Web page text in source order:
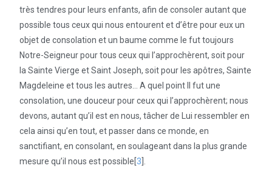
très tendres pour leurs enfants, afin de consoler autant que
possible tous ceux qui nous entourent et d’être pour eux un
objet de consolation et un baume comme le fut toujours
Notre-Seigneur pour tous ceux qui l’approchèrent, soit pour
la Sainte Vierge et Saint Joseph, soit pour les apôtres, Sainte
Magdeleine et tous les autres… A quel point Il fut une
consolation, une douceur pour ceux qui l’approchèrent; nous
devons, autant qu’il est en nous, tâcher de Lui ressembler en
cela ainsi qu’en tout, et passer dans ce monde, en
sanctifiant, en consolant, en soulageant dans la plus grande
mesure qu’il nous est possible[3].